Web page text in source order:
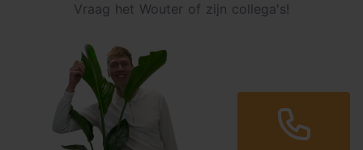
Vraag het Wouter of zijn collega's!